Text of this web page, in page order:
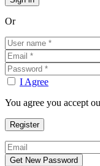
Or
I Agree
You agree you accept